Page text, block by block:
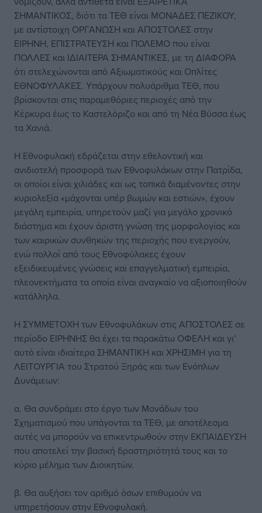
ΣΗΜΑΝΤΙΚΟΣ, διότι τα ΤΕΘ είναι ΜΟΝΑΔΕΣ ΠΕΖΙΚΟΥ,
με αντίστοιχη ΟΡΓΑΝΩΣΗ και ΑΠΟΣΤΟΛΕΣ στην
ΕΙΡΗΝΗ, ΕΠΙΣΤΡΑΤΕΥΣΗ και ΠΟΛΕΜΟ που είναι
ΠΟΛΛΕΣ και ΙΔΙΑΙΤΕΡΑ ΣΗΜΑΝΤΙΚΕΣ, με τη ΔΙΑΦΟΡΑ
ότι στελεχώνονται από Αξιωματικούς και Οπλίτες
ΕΘΝΟΦΥΛΑΚΕΣ. Υπάρχουν πολυάριθμα ΤΕΘ, που
βρίσκονται στις παραμεθόριες περιοχές από την
Κέρκυρα έως το Καστελόριζο και από τη Νέα Βύσσα έως
τα Χανιά.
Η Εθνοφυλακή εδράζεται στην εθελοντική και
ανιδιοτελή προσφορά των Εθνοφυλάκων στην Πατρίδα,
οι οποίοι είναι χιλιάδες και ως τοπικά διαμένοντες στην
κυριολεξία «μάχονται υπέρ βωμών και εστιών», έχουν
μεγάλη εμπειρία, υπηρετούν μαζί για μεγάλο χρονικό
διάστημα και έχουν άριστη γνώση της μορφολογίας και
των καιρικών συνθηκών της περιοχής που ενεργούν,
ενώ πολλοί από τους Εθνοφύλακες έχουν
εξειδικευμένες γνώσεις και επαγγελματική εμπειρία,
πλεονεκτήματα τα οποία είναι αναγκαίο να αξιοποιηθούν
κατάλληλα.
Η ΣΥΜΜΕΤΟΧΗ των Εθνοφυλάκων στις ΑΠΟΣΤΟΛΕΣ σε
περίοδο ΕΙΡΗΝΗΣ θα έχει τα παρακάτω ΟΦΕΛΗ και γι’
αυτό είναι ιδιαίτερα ΣΗΜΑΝΤΙΚΗ και ΧΡΗΣΙΜΗ για τη
ΛΕΙΤΟΥΡΓΙΑ του Στρατού Ξηράς και των Ενόπλων
Δυνάμεων:
α. Θα συνδράμει στο έργο των Μονάδων του
Σχηματισμού που υπάγονται τα ΤΕΘ, με αποτέλεσμα
αυτές να μπορούν να επικεντρωθούν στην ΕΚΠΑΙΔΕΥΣΗ
που αποτελεί την βασική δραστηριότητά τους και το
κύριο μέλημα των Διοικητών.
β. Θα αυξήσει τον αριθμό όσων επιθυμούν να
υπηρετήσουν στην Εθνοφυλακή.